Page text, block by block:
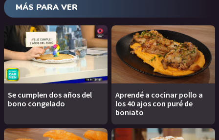
MÁS PARA VER
Se cumplen dos años del
bono congelado
Aprendé a cocinar pollo a
los 40 ajos con puré de
boniato